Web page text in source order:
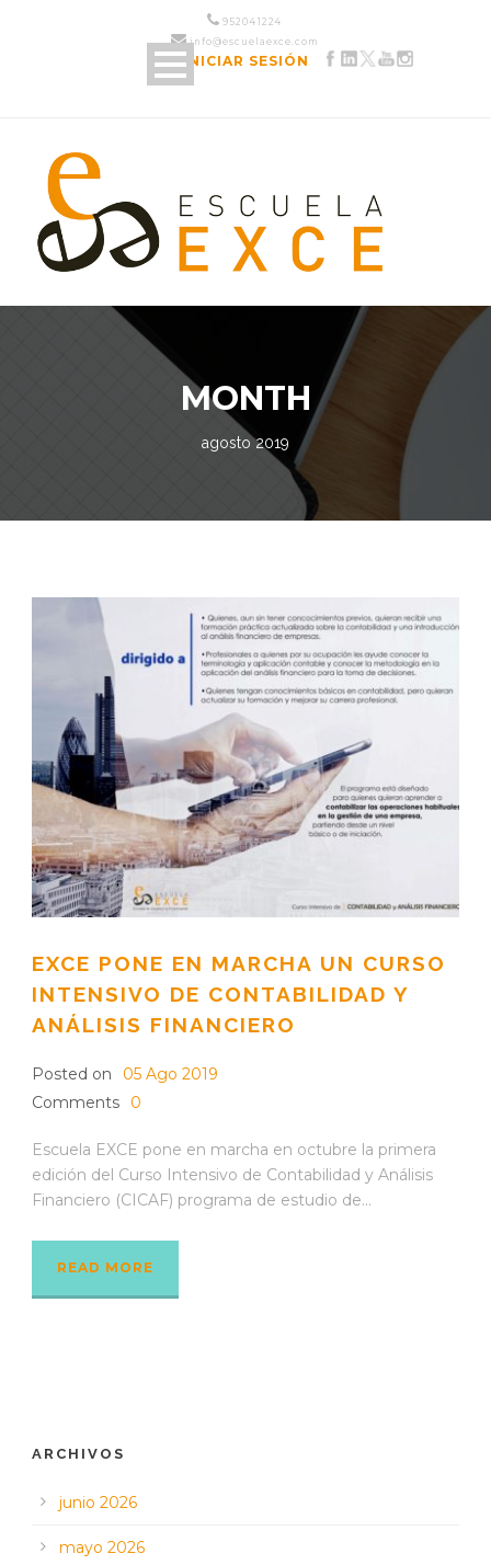
952 04 12 24
info@escuelaexce.com
INICIAR SESIÓN
MONTH
agosto 2019
EXCE PONE EN MARCHA UN CURSO
INTENSIVO DE CONTABILIDAD Y
ANÁLISIS FINANCIERO
Posted on
05 Ago 2019
Comments
0
Escuela EXCE pone en marcha en octubre la primera
edición del Curso Intensivo de Contabilidad y Análisis
Financiero (CICAF) programa de estudio de...
READ MORE
ARCHIVOS
junio 2026
mayo 2026